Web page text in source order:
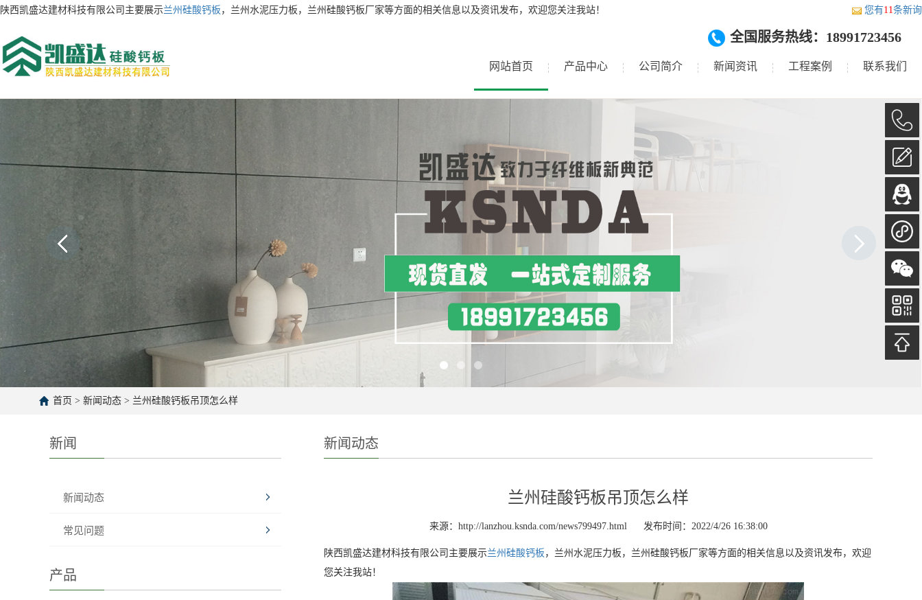
陕西凯盛达建材科技有限公司主要展示兰州硅酸钙板 ，兰州水泥压力板，兰州硅酸钙板厂家等方面的相关信息以及资讯发布，欢迎您关注我站！ 您有11条新
网站首页 产品中心 公司简介 新闻资讯 工程案例 联系我们
全国服务热线：18991723456
首页 > 新闻动态 > 兰州硅酸钙板吊顶怎么样
新闻
新闻动态
常见问题
产品
新闻动态
兰州硅酸钙板吊顶怎么样
来源：http://lanzhou.ksnda.com/news799497.html 发布时间：2022/4/26 16:38:00
陕西凯盛达建材科技有限公司主要展示兰州硅酸钙板 ，兰州水泥压力板，兰州硅酸钙板厂家等方面的相关信息以及资讯发布，欢迎
您关注我站！